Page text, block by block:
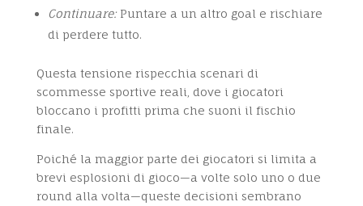
Continuare:Puntare a un altro goal e rischiare
di perdere tutto.
Questa tensione rispecchia scenari di
scommesse sportive reali, dove i giocatori
bloccano i profitti prima che suoni il fischio
finale.
Poiché la maggior parte dei giocatori si limita a
brevi esplosioni di gioco—a volte solo uno o due
round alla volta—queste decisioni sembrano